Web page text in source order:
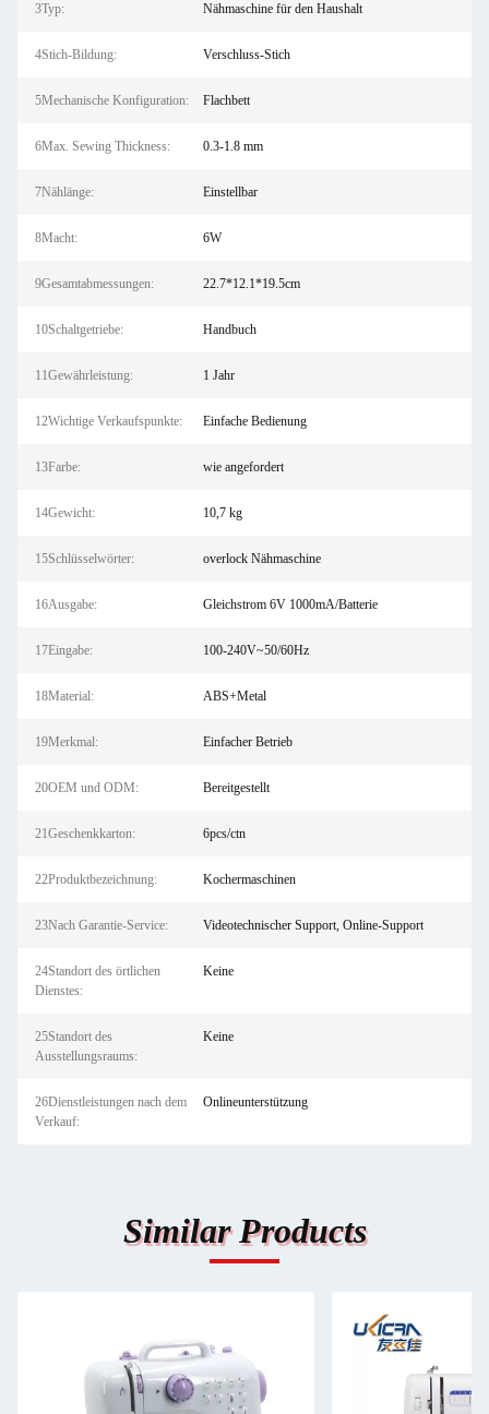
3Typ: Nähmaschine für den Haushalt
4Stich-Bildung: Verschluss-Stich
5Mechanische Konfiguration: Flachbett
6Max. Sewing Thickness: 0.3-1.8 mm
7Nählänge: Einstellbar
8Macht: 6W
9Gesamtabmessungen: 22.7*12.1*19.5cm
10Schaltgetriebe: Handbuch
11Gewährleistung: 1 Jahr
12Wichtige Verkaufspunkte: Einfache Bedienung
13Farbe: wie angefordert
14Gewicht: 10,7 kg
15Schlüsselwörter: overlock Nähmaschine
16Ausgabe: Gleichstrom 6V 1000mA/Batterie
17Eingabe: 100-240V~50/60Hz
18Material: ABS+Metal
19Merkmal: Einfacher Betrieb
20OEM und ODM: Bereitgestellt
21Geschenkkarton: 6pcs/ctn
22Produktbezeichnung: Kochermaschinen
23Nach Garantie-Service: Videotechnischer Support, Online-Support
24Standort des örtlichen
Dienstes:
Keine
25Standort des
Ausstellungsraums:
Keine
26Dienstleistungen nach dem
Verkauf:
Onlineunterstützung
Similar Products